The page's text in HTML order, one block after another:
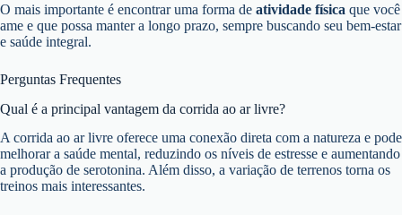
O mais importante é encontrar uma forma de atividade física que você
ame e que possa manter a longo prazo, sempre buscando seu bem-estar
e saúde integral.
Perguntas Frequentes
Qual é a principal vantagem da corrida ao ar livre?
A corrida ao ar livre oferece uma conexão direta com a natureza e pode
melhorar a saúde mental, reduzindo os níveis de estresse e aumentando
a produção de serotonina. Além disso, a variação de terrenos torna os
treinos mais interessantes.